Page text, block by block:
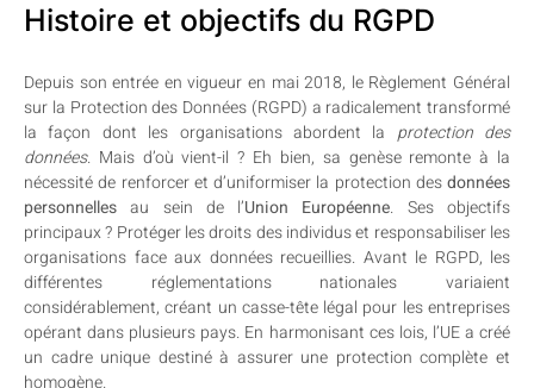
Histoire et objectifs du RGPD
Depuis son entrée en vigueur en mai 2018, le Règlement Général
sur la Protection des Données (RGPD) a radicalement transformé
la façon dont les organisations abordent la protection des
données. Mais d’où vient-il ? Eh bien, sa genèse remonte à la
nécessité de renforcer et d’uniformiser la protection desdonnées
personnelles au sein de l’Union Européenne. Ses objectifs
principaux ? Protéger les droits des individus et responsabiliser les
organisations face aux données recueillies. Avant le RGPD, les
différentes réglementations nationales variaient
considérablement, créant un casse-tête légal pour les entreprises
opérant dans plusieurs pays. En harmonisant ces lois, l’UE a créé
un cadre unique destiné à assurer une protection complète et
homogène.